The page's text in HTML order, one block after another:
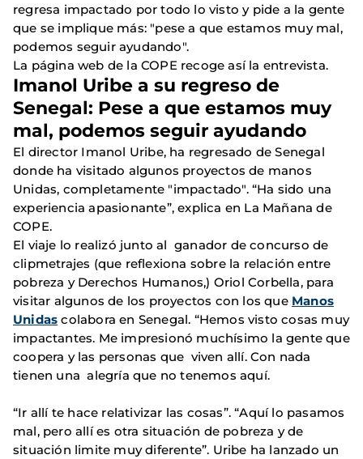
regresa impactado por todo lo visto y pide a la gente
que se implique más: "pese a que estamos muy mal,
podemos seguir ayudando".
La página web de la COPE recoge así la entrevista.
Imanol Uribe a su regreso de
Senegal: Pese a que estamos muy
mal, podemos seguir ayudando
El director Imanol Uribe, ha regresado de Senegal
donde ha visitado algunos proyectos de manos
Unidas, completamente "impactado". “Ha sido una
experiencia apasionante”, explica en La Mañana de
COPE.
El viaje lo realizó junto al ganador de concurso de
clipmetrajes (que reflexiona sobre la relación entre
pobreza y Derechos Humanos,) Oriol Corbella, para
visitar algunos de los proyectos con los que Manos
Unidas colabora en Senegal. “Hemos visto cosas muy
impactantes. Me impresionó muchísimo la gente que
coopera y las personas que viven allí. Con nada
tienen una alegría que no tenemos aquí.
“Ir allí te hace relativizar las cosas”. “Aquí lo pasamos
mal, pero allí es otra situación de pobreza y de
situación limite muy diferente”. Uribe ha lanzado un